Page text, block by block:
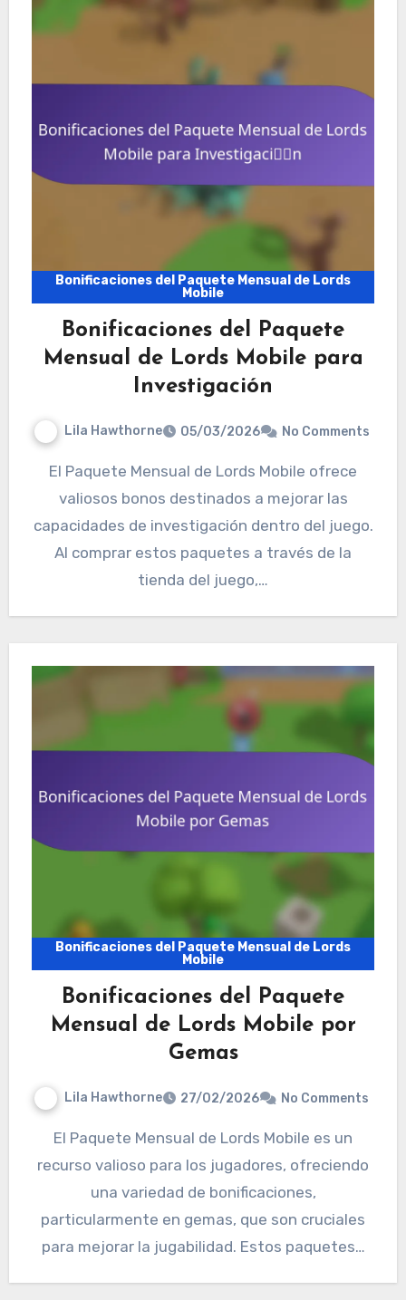
Bonificaciones del Paquete Mensual de Lords
Mobile
Bonificaciones del Paquete
Mensual de Lords Mobile para
Investigación
Lila Hawthorne 05/03/2026 No Comments
El Paquete Mensual de Lords Mobile ofrece
valiosos bonos destinados a mejorar las
capacidades de investigación dentro del juego.
Al comprar estos paquetes a través de la
tienda del juego,…
Bonificaciones del Paquete Mensual de Lords
Mobile
Bonificaciones del Paquete
Mensual de Lords Mobile por
Gemas
Lila Hawthorne 27/02/2026 No Comments
El Paquete Mensual de Lords Mobile es un
recurso valioso para los jugadores, ofreciendo
una variedad de bonificaciones,
particularmente en gemas, que son cruciales
para mejorar la jugabilidad. Estos paquetes…